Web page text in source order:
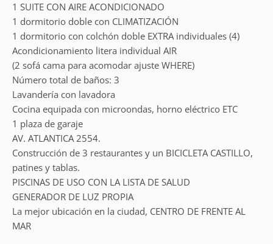
1 SUITE CON AIRE ACONDICIONADO
1 dormitorio doble con CLIMATIZACIÓN
1 dormitorio con colchón doble EXTRA individuales (4)
Acondicionamiento litera individual AIR
(2 sofá cama para acomodar ajuste WHERE)
Número total de baños: 3
Lavandería con lavadora
Cocina equipada con microondas, horno eléctrico ETC
1 plaza de garaje
AV. ATLANTICA 2554.
Construcción de 3 restaurantes y un BICICLETA CASTILLO,
patines y tablas.
PISCINAS DE USO CON LA LISTA DE SALUD
GENERADOR DE LUZ PROPIA
La mejor ubicación en la ciudad, CENTRO DE FRENTE AL
MAR